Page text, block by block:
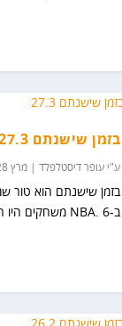
בזמן שישנתם 27.3
ע"י עופר דיסטלפלד| מרץ 28, 2017
בזמן שישנתם הוא טור
ב-NBA. 6 משחקים היו הלילה בליגה הטובה...